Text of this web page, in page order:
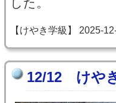
【けやき学級】 2025-
12/12 けや